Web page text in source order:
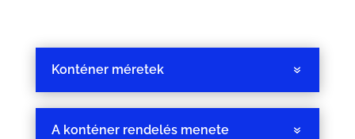
Konténer méretek
A konténer rendelés menete